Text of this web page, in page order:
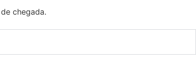
chegada.